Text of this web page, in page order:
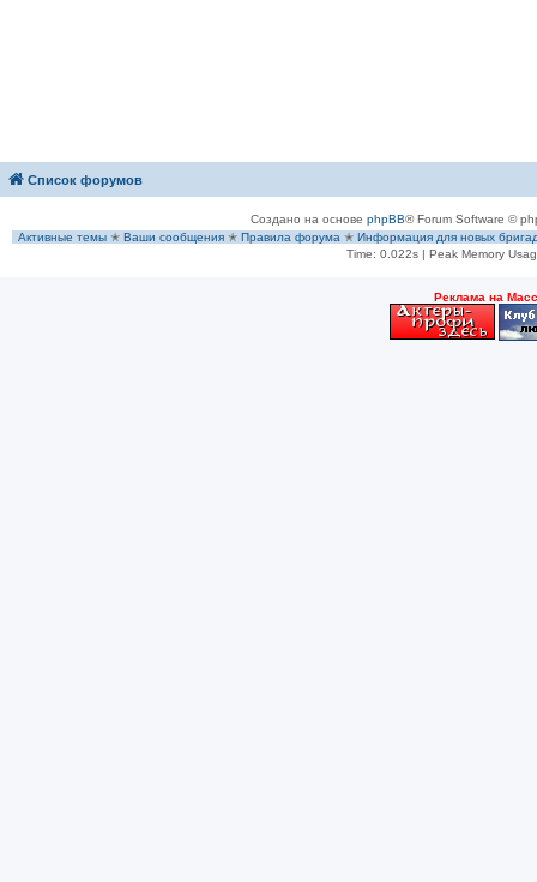
Список форумов
Создано на основе phpBB® Forum Software ©
Активные темы ✭ Ваши сообщения ✭ Правила форума ✭ Информация для новых
Time: 0.022s| Peak Memory
Рeклама на